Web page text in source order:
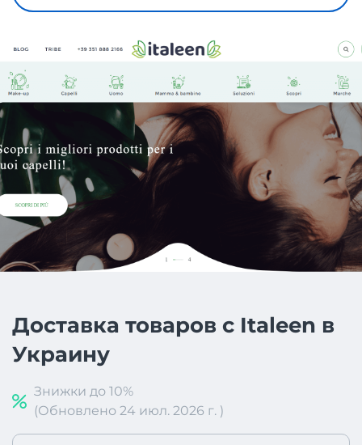
Доставка товаров с Italeen в
Украину
Знижки до 10%
(Обновлено 24 июл. 2026 г. )